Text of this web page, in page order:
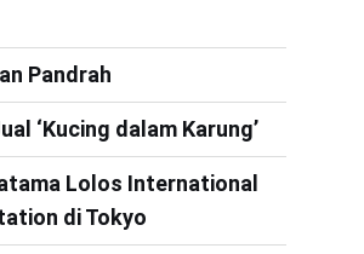
Pandrah
‘Kucing dalam Karung’
Lolos International
di Tokyo